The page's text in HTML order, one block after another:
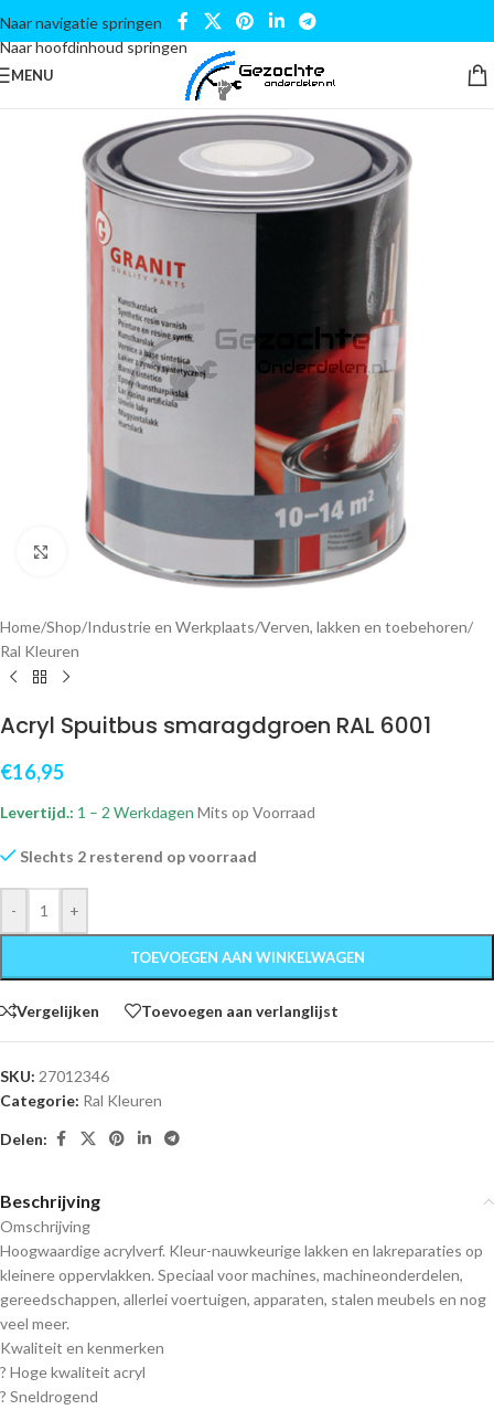
Naar navigatie springen
Naar hoofdinhoud springen
MENU
Klik om te vergroten
Home/Shop/Industrie en Werkplaats/Verven, lakken en toebehoren/
Ral Kleuren
Acryl Spuitbus smaragdgroen RAL 6001
€16,95
Levertijd.: 1 – 2 Werkdagen Mits op Voorraad
Slechts 2 resterend op voorraad
- +
TOEVOEGEN AAN WINKELWAGEN
Vergelijken Toevoegen aan verlanglijst
SKU: 27012346
Categorie: Ral Kleuren
Delen:
Beschrijving
Omschrijving
Hoogwaardige acrylverf. Kleur-nauwkeurige lakken en lakreparaties op
kleinere oppervlakken. Speciaal voor machines, machineonderdelen,
gereedschappen, allerlei voertuigen, apparaten, stalen meubels en nog
veel meer.
Kwaliteit en kenmerken
? Hoge kwaliteit acryl
? Sneldrogend